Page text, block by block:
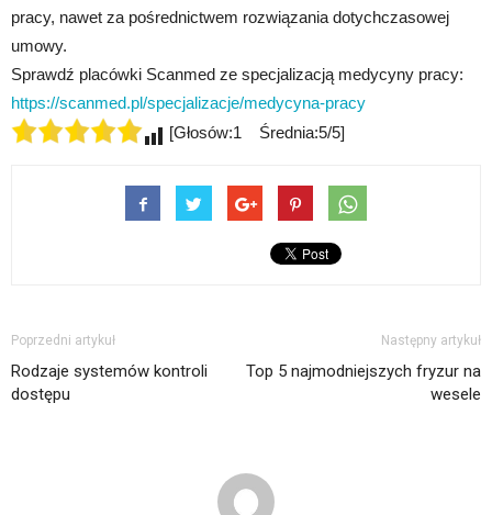
pracy, nawet za pośrednictwem rozwiązania dotychczasowej
umowy.
https://scanmed.pl/specjalizacje/medycyna-pracy
[Głosów:1 Średnia:5/5]
Poprzedni artykuł
Rodzaje systemów kontroli
dostępu
Następny artykuł
Top 5 najmodniejszych fryzur na
wesele